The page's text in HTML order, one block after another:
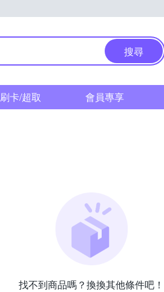
搜尋
刷卡/超取 會員專享
找不到商品嗎？換換其他條件吧！